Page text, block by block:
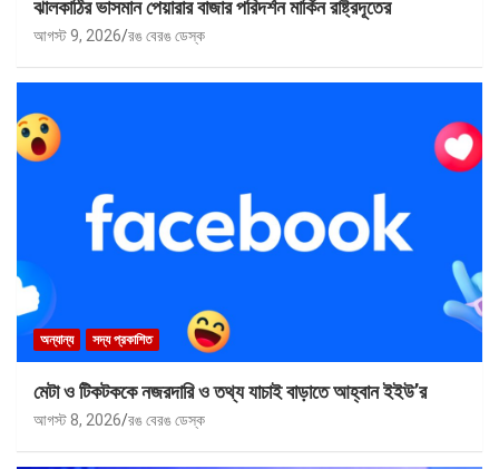
ঝালকাঠির ভাসমান পেয়ারার বাজার পরিদর্শন মার্কিন রাষ্ট্রদূতের
আগস্ট 9, 2026 রঙ বেরঙ ডেস্ক
অন্যান্য সদ্য প্রকাশিত
মেটা ও টিকটককে নজরদারি ও তথ্য যাচাই বাড়াতে আহ্বান ইইউ’র
আগস্ট 8, 2026 রঙ বেরঙ ডেস্ক